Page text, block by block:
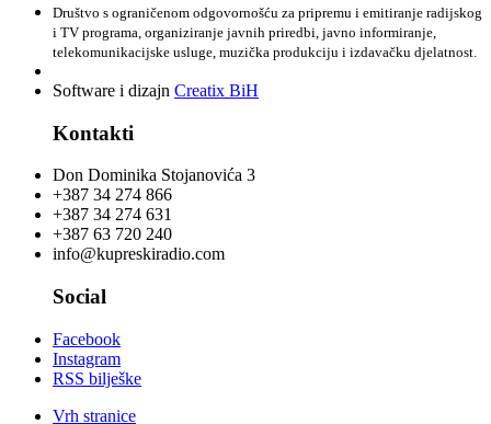
Društvo s ograničenom odgovornošću za pripremu i emitiranje radijskog
i TV programa, organiziranje javnih priredbi, javno informiranje,
telekomunikacijske usluge, muzička produkciju i izdavačku djelatnost.
Software i dizajn Creatix BiH
Kontakti
Don Dominika Stojanovića 3
+387 34 274 866
+387 34 274 631
+387 63 720 240
info@kupreskiradio.com
Social
Facebook
Instagram
RSS bilješke
Vrh stranice